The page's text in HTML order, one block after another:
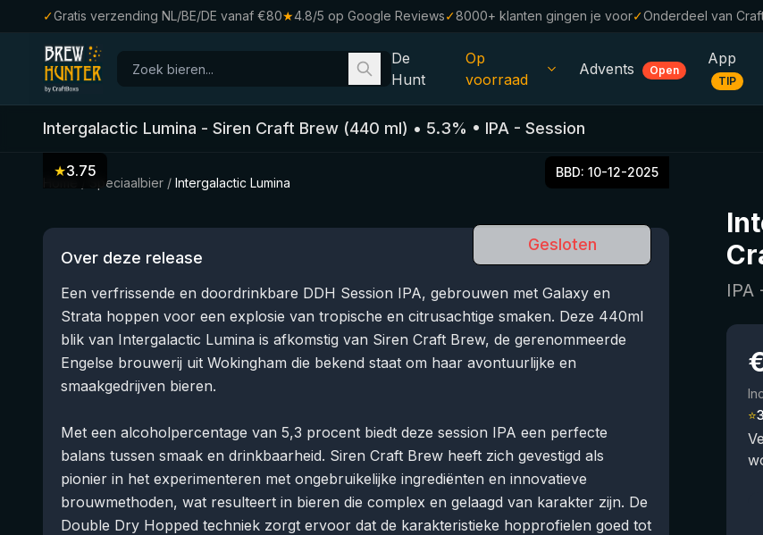
✓Gratis verzending NL/BE/DE vanaf €80★4.8/5 op Google Reviews✓8000+ klanten gingen je voor✓Onderdeel van
De
Hunt
Op
voorraad
Alle Bieren
Cadeaubonnen
Bierpakketten
Brouwerijen
Bierstijlen
Advents Open
App
TIP
Intergalactic Lumina - Siren Craft Brew (440 ml) • 5.3% • IPA - Session
Speciaalbier / Intergalactic Lumina
★3.75 BBD:10-12-2025
Gesloten
Over deze release
Een verfrissende en doordrinkbare DDH Session IPA, gebrouwen met Galaxy en
Strata hoppen voor een explosie van tropische en citrusachtige smaken. Deze 440ml
blik van Intergalactic Lumina is afkomstig van Siren Craft Brew, de gerenommeerde
Engelse brouwerij uit Wokingham die bekend staat om haar avontuurlijke en
smaakgedrijven bieren.
Met een alcoholpercentage van 5,3 procent biedt deze session IPA een perfecte
balans tussen smaak en drinkbaarheid. Siren Craft Brew heeft zich gevestigd als
pionier in het experimenteren met ongebruikelijke ingrediënten en innovatieve
brouwmethoden, wat resulteert in bieren die complex en gelaagd van karakter zijn. De
Double Dry Hopped techniek zorgt ervoor dat de karakteristieke hopprofielen goed tot
IPA
⭐